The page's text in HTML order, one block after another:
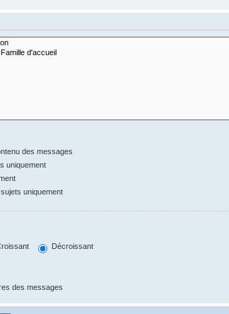
des messages
uniquement
uniquement
Décroissant
des messages